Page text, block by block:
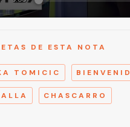
DE ESTA NOTA
TOMICIC
CHASCARRO